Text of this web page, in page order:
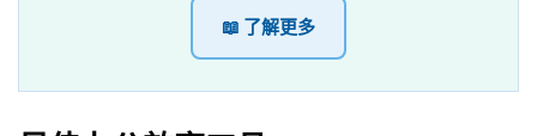
📖 了解更多